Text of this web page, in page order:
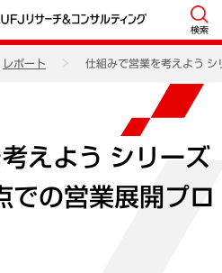
検索
レポート 仕組みで営業を考えよう
えよう シリーズ
での営業展開プロ